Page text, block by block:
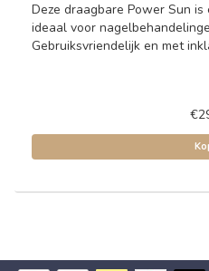
Deze draagbare Power Sun
ideaal voor
Gebruiksvriendelijk en met